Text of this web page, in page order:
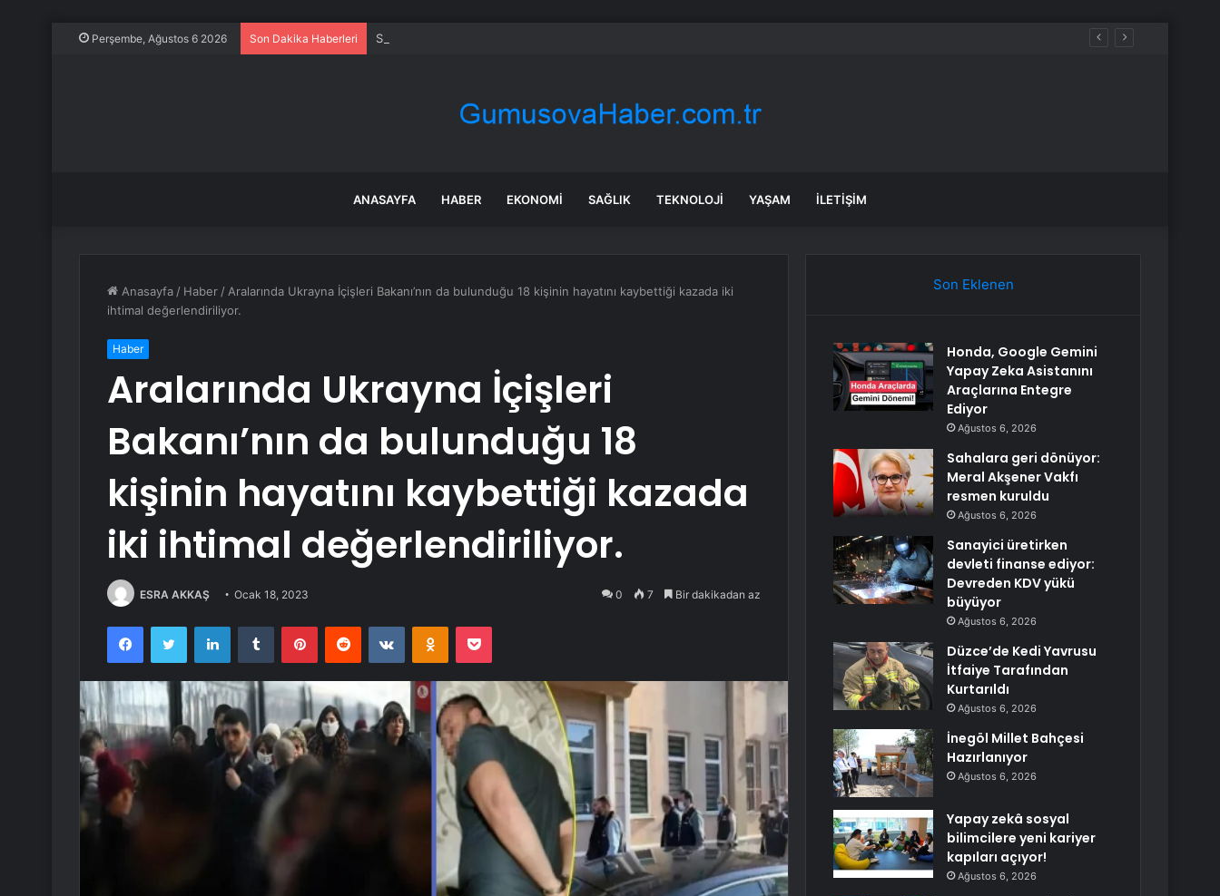
Perşembe, Ağustos 6 2026 Son Dakika Haberleri Sahalara geri dönüyor: Meral Akşener Vakfı resmen kuruldu
ANASAYFA HABER EKONOMI SAĞLIK TEKNOLOJI YAŞAM İLETIŞIM
Anasayfa / Haber / Aralarında Ukrayna İçişleri Bakanı’nın da bulunduğu 18 kişinin hayatını kaybettiği kazada iki
ihtimal değerlendiriliyor.
Haber
Aralarında Ukrayna İçişleri
Bakanı’nın da bulunduğu 18
kişinin hayatını kaybettiği kazada
iki ihtimal değerlendiriliyor.
ESRA AKKAŞ Ocak 18, 2023 0 7 Bir dakikadan az
FacebookTwitter LinkedInTumblr PinterestReddit VKontakteOdnoklassniki
Pocket
Son Eklenen
Honda, Google Gemini
Yapay Zeka Asistanını
Araçlarına Entegre
Ediyor
Ağustos 6, 2026
Sahalara geri dönüyor:
Meral Akşener Vakfı
resmen kuruldu
Ağustos 6, 2026
Sanayici üretirken
devleti finanse ediyor:
Devreden KDV yükü
büyüyor
Ağustos 6, 2026
Düzce’de Kedi Yavrusu
İtfaiye Tarafından
Kurtarıldı
Ağustos 6, 2026
İnegöl Millet Bahçesi
Hazırlanıyor
Ağustos 6, 2026
Yapay zekâ sosyal
bilimcilere yeni kariyer
kapıları açıyor!
Ağustos 6, 2026